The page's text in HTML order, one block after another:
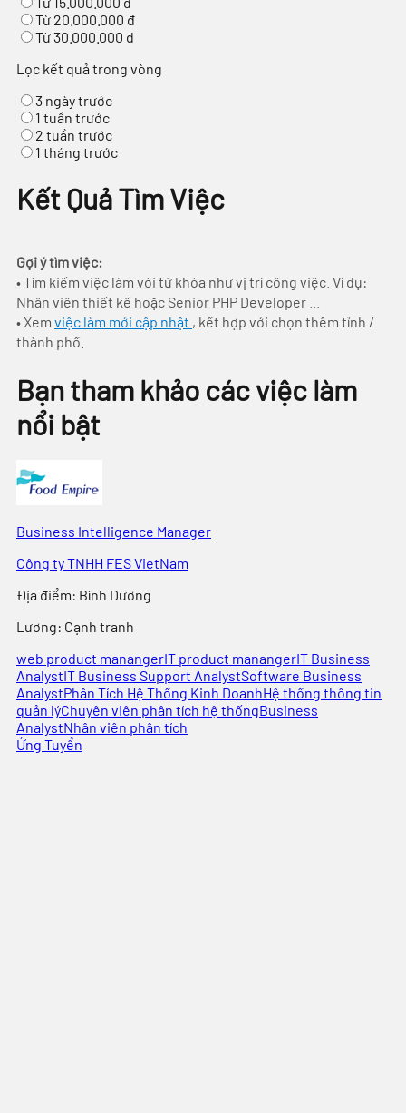
Từ 20.000.000 đ
Từ 30.000.000 đ
Lọc kết quả trong vòng
3 ngày trước
1 tuần trước
2 tuần trước
1 tháng trước
Kết Quả Tìm Việc
Gợi ý tìm việc:
• Tìm kiếm việc làm với từ khóa như vị trí công việc. Ví dụ:
Nhân viên thiết kế hoặc Senior PHP Developer ...
• Xem việc làm mới cập nhật , kết hợp với chọn thêm tỉnh /
thành phố.
Bạn tham khảo các việc làm
nổi bật
Business Intelligence Manager
Công ty TNHH FES VietNam
Địa điểm: Bình Dương
Lương: Cạnh tranh
web product manangerIT product manangerIT Business
AnalystIT Business Support AnalystSoftware Business
AnalystPhân Tích Hệ Thống Kinh DoanhHệ thống thông tin
quản lýChuyên viên phân tích hệ thốngBusiness
AnalystNhân viên phân tích
Ứng Tuyển